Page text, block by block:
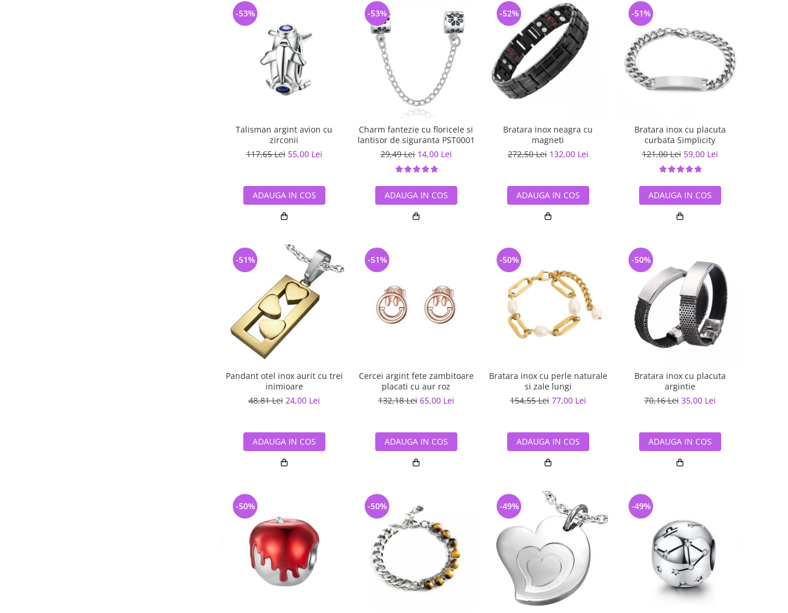
Talisman argint avion cu
zirconii
117,65 Lei 55,00 Lei
-53%
ADAUGA IN COS
Charm fantezie cu floricele si
lantisor de siguranta PST0001
29,49 Lei 14,00 Lei
-53%
ADAUGA IN COS
Bratara inox neagra cu
magneti
272,50 Lei 132,00 Lei
-52%
ADAUGA IN COS
Bratara inox cu placuta
curbata Simplicity
121,00 Lei 59,00 Lei
-51%
ADAUGA IN COS
Pandant otel inox aurit cu trei
inimioare
48,81 Lei 24,00 Lei
-51%
ADAUGA IN COS
Cercei argint fete zambitoare
placati cu aur roz
132,18 Lei 65,00 Lei
-51%
ADAUGA IN COS
Bratara inox cu perle naturale
si zale lungi
154,55 Lei 77,00 Lei
-50%
ADAUGA IN COS
Bratara inox cu placuta
argintie
70,16 Lei 35,00 Lei
-50%
ADAUGA IN COS
-50% -50% -49% -49%